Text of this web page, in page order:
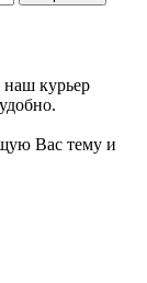
наш курьер
Вас тему и